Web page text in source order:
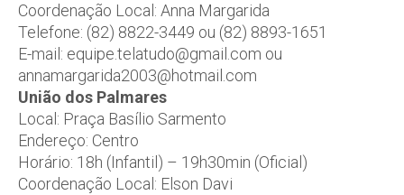
Coordenação Local: Anna Margarida
Telefone: (82) 8822-3449 ou (82) 8893-1651
E-mail: equipe.telatudo@gmail.com ou
annamargarida2003@hotmail.com
União dos Palmares
Local: Praça Basílio Sarmento
Endereço: Centro
Horário: 18h (Infantil) – 19h30min (Oficial)
Coordenação Local: Elson Davi